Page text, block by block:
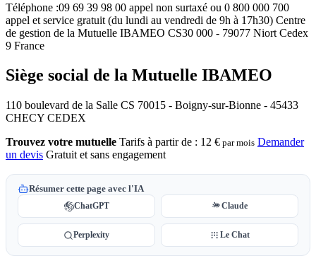
Téléphone :09 69 39 98 00 appel non surtaxé ou 0 800 000 700
appel et service gratuit (du lundi au vendredi de 9h à 17h30) Centre
de gestion de la Mutuelle IBAMEO CS30 000 - 79077 Niort Cedex
9 France
Siège social de la Mutuelle IBAMEO
110 boulevard de la Salle CS 70015 - Boigny-sur-Bionne - 45433
CHECY CEDEX
Trouvez votre mutuelle Tarifs à partir de : 12 € par mois Demander
un devis Gratuit et sans engagement
Résumer cette page avec l'IA
ChatGPT Claude
Perplexity Le Chat